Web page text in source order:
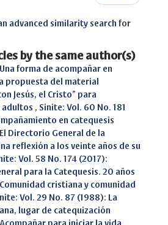
advanced similarity search for
by the same author(s)
Una forma de acompañar en
propuesta del material
Jesús, el Cristo” para
adultos , Sinite: Vol. 60 No. 181
en catequesis
El Directorio General de la
reflexión a los veinte años de su
Vol. 58 No. 174 (2017):
para la Catequesis. 20 años
Comunidad cristiana y comunidad
Vol. 29 No. 87 (1988): La
lugar de catequización